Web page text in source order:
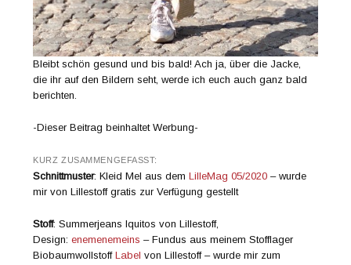
Bleibt schön gesund und bis bald! Ach ja, über die Jacke,
die ihr auf den Bildern seht, werde ich euch auch ganz bald
berichten.
-Dieser Beitrag beinhaltet Werbung-
KURZ ZUSAMMENGEFASST:
Schnittmuster: Kleid Mel aus demLilleMag 05/2020 – wurde
mir von Lillestoff gratis zur Verfügung gestellt
Stoff: Summerjeans Iquitos von Lillestoff,
Design:enemenemeins – Fundus aus meinem Stofflager
BiobaumwollstoffLabel von Lillestoff – wurde mir zum